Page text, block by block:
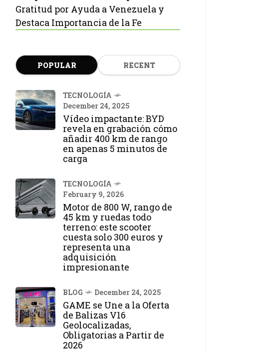
Gratitud por Ayuda a Venezuela y
Destaca Importancia de la Fe
POPULAR RECENT
TECNOLOGÍA
December 24, 2025
Vídeo impactante: BYD
revela en grabación cómo
añadir 400 km de rango
en apenas 5 minutos de
carga
TECNOLOGÍA
February 9, 2026
Motor de 800 W, rango de
45 km y ruedas todo
terreno: este scooter
cuesta solo 300 euros y
representa una
adquisición
impresionante
BLOG December 24, 2025
GAME se Une a la Oferta
de Balizas V16
Geolocalizadas,
Obligatorias a Partir de
2026